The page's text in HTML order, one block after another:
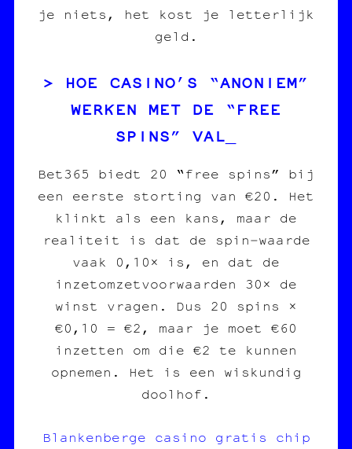
je niets, het kost je letterlijk
geld.
HOE CASINO’S “ANONIEM”
WERKEN MET DE “FREE
SPINS” VAL
Bet365 biedt 20 “free spins” bij
een eerste storting van €20. Het
klinkt als een kans, maar de
realiteit is dat de spin‑waarde
vaak 0,10× is, en dat de
inzetomzetvoorwaarden 30× de
winst vragen. Dus 20 spins ×
€0,10 = €2, maar je moet €60
inzetten om die €2 te kunnen
opnemen. Het is een wiskundig
doolhof.
Blankenberge casino gratis chip